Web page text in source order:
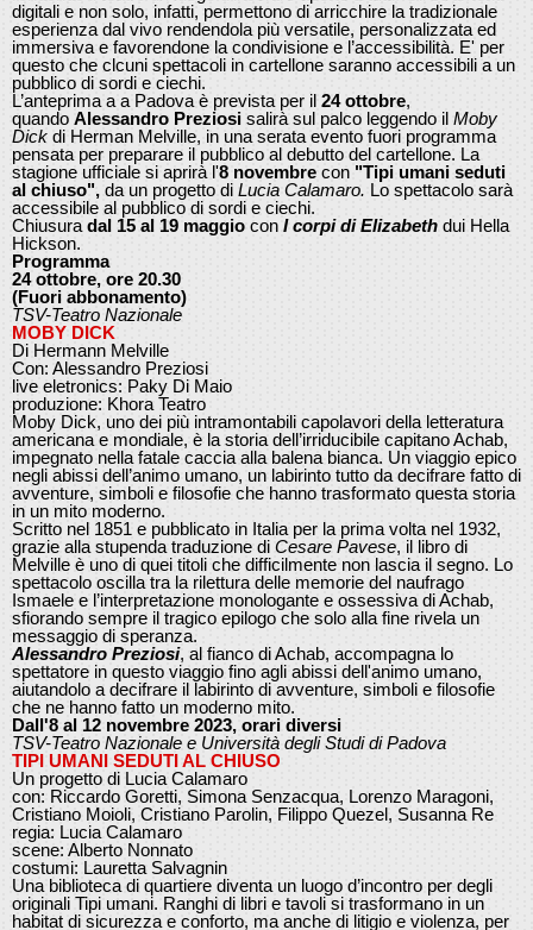
digitali e non solo, infatti, permettono di arricchire la tradizionale
esperienza dal vivo rendendola più versatile, personalizzata ed
immersiva e favorendone la condivisione e l’accessibilità. E' per
questo che clcuni spettacoli in cartellone saranno accessibili a un
pubblico di sordi e ciechi.
L’anteprima a a Padova è prevista per il 24 ottobre,
quando Alessandro Preziosi salirà sul palco leggendo il Moby
Dick di Herman Melville, in una serata evento fuori programma
pensata per preparare il pubblico al debutto del cartellone. La
stagione ufficiale si aprirà l'8 novembre con "Tipi umani seduti
al chiuso", da un progetto di Lucia Calamaro. Lo spettacolo sarà
accessibile al pubblico di sordi e ciechi.
Chiusura dal 15 al 19 maggio con I corpi di Elizabeth dui Hella
Hickson.
Programma
24 ottobre, ore 20.30
(Fuori abbonamento)
TSV-Teatro Nazionale
MOBY DICK
Di Hermann Melville
Con: Alessandro Preziosi
live eletronics: Paky Di Maio
produzione: Khora Teatro
Moby Dick, uno dei più intramontabili capolavori della letteratura
americana e mondiale, è la storia dell’irriducibile capitano Achab,
impegnato nella fatale caccia alla balena bianca. Un viaggio epico
negli abissi dell’animo umano, un labirinto tutto da decifrare fatto di
avventure, simboli e filosofie che hanno trasformato questa storia
in un mito moderno.
Scritto nel 1851 e pubblicato in Italia per la prima volta nel 1932,
grazie alla stupenda traduzione di Cesare Pavese, il libro di
Melville è uno di quei titoli che difficilmente non lascia il segno. Lo
spettacolo oscilla tra la rilettura delle memorie del naufrago
Ismaele e l’interpretazione monologante e ossessiva di Achab,
sfiorando sempre il tragico epilogo che solo alla fine rivela un
messaggio di speranza.
Alessandro Preziosi, al fianco di Achab, accompagna lo
spettatore in questo viaggio fino agli abissi dell'animo umano,
aiutandolo a decifrare il labirinto di avventure, simboli e filosofie
che ne hanno fatto un moderno mito.
Dall'8 al 12 novembre 2023, orari diversi
TSV-Teatro Nazionale e Università degli Studi di Padova
TIPI UMANI SEDUTI AL CHIUSO
Un progetto di Lucia Calamaro
con: Riccardo Goretti, Simona Senzacqua, Lorenzo Maragoni,
Cristiano Moioli, Cristiano Parolin, Filippo Quezel, Susanna Re
regia: Lucia Calamaro
scene: Alberto Nonnato
costumi: Lauretta Salvagnin
Una biblioteca di quartiere diventa un luogo d’incontro per degli
originali Tipi umani. Ranghi di libri e tavoli si trasformano in un
habitat di sicurezza e conforto, ma anche di litigio e violenza, per